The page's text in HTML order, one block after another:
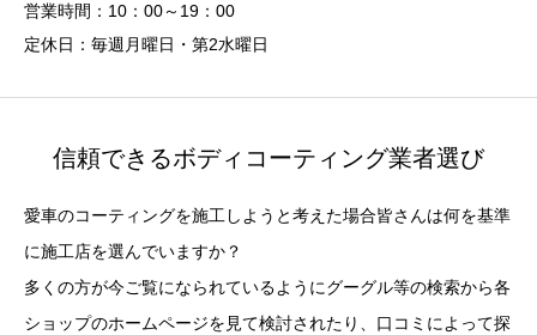
営業時間：10：00～19：00
定休日：毎週月曜日・第2水曜日
信頼できるボディコーティング業者選び
愛車のコーティングを施工しようと考えた場合皆さんは何を基準
に施工店を選んでいますか？
多くの方が今ご覧になられているようにグーグル等の検索から各
ショップのホームページを見て検討されたり、口コミによって探